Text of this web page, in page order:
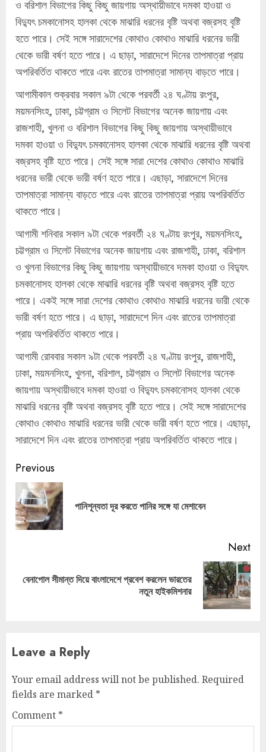
ও বরিশাল বিভাগের কিছু কিছু জায়গায় অস্থায়ীভাবে দমকা হাওয়া ও
বিদ্যুৎ চমকানোসহ হালকা থেকে মাঝারি ধরনের বৃষ্টি অথবা বজ্রসহ বৃষ্টি
হতে পারে। সেই সঙ্গে সারাদেশের কোথাও কোথাও মাঝারি ধরনের ভারী
থেকে ভারী বর্ষণ হতে পারে। এ ছাড়া, সারাদেশে দিনের তাপমাত্রা প্রায়
অপরিবর্তিত থাকতে পারে এবং রাতের তাপমাত্রা সামান্য বাড়তে পারে।
আগামীকাল শুক্রবার সকাল ৯টা থেকে পরবর্তী ২৪ ঘণ্টায় রংপুর,
ময়মনসিংহ, ঢাকা, চট্টগ্রাম ও সিলেট বিভাগের অনেক জায়গায় এবং
রাজশাহী, খুলনা ও বরিশাল বিভাগের কিছু কিছু জায়গায় অস্থায়ীভাবে
দমকা হাওয়া ও বিদ্যুৎ চমকানোসহ হালকা থেকে মাঝারি ধরনের বৃষ্টি অথবা
বজ্রসহ বৃষ্টি হতে পারে। সেই সঙ্গে সারা দেশের কোথাও কোথাও মাঝারি
ধরনের ভারী থেকে ভারী বর্ষণ হতে পারে। এছাড়া, সারাদেশে দিনের
তাপমাত্রা সামান্য বাড়তে পারে এবং রাতের তাপমাত্রা প্রায় অপরিবর্তিত
থাকতে পারে।
আগামী শনিবার সকাল ৯টা থেকে পরবর্তী ২৪ ঘণ্টায় রংপুর, ময়মনসিংহ,
চট্টগ্রাম ও সিলেট বিভাগের অনেক জায়গায় এবং রাজশাহী, ঢাকা, বরিশাল
ও খুলনা বিভাগের কিছু কিছু জায়গায় অস্থায়ীভাবে দমকা হাওয়া ও বিদ্যুৎ
চমকানোসহ হালকা থেকে মাঝারি ধরনের বৃষ্টি অথবা বজ্রসহ বৃষ্টি হতে
পারে। একই সঙ্গে সারা দেশের কোথাও কোথাও মাঝারি ধরনের ভারী থেকে
ভারী বর্ষণ হতে পারে। এ ছাড়া, সারাদেশে দিন এবং রাতের তাপমাত্রা
প্রায় অপরিবর্তিত থাকতে পারে।
আগামী রোববার সকাল ৯টা থেকে পরবর্তী ২৪ ঘণ্টায় রংপুর, রাজশাহী,
ঢাকা, ময়মনসিংহ, খুলনা, বরিশাল, চট্টগ্রাম ও সিলেট বিভাগের অনেক
জায়গায় অস্থায়ীভাবে দমকা হাওয়া ও বিদ্যুৎ চমকানোসহ হালকা থেকে
মাঝারি ধরনের বৃষ্টি অথবা বজ্রসহ বৃষ্টি হতে পারে। সেই সঙ্গে সারাদেশের
কোথাও কোথাও মাঝারি ধরনের ভারী থেকে ভারী বর্ষণ হতে পারে। এছাড়া,
সারাদেশে দিন এবং রাতের তাপমাত্রা প্রায় অপরিবর্তিত থাকতে পারে।
Continue
Reading
Previous
পানিশূন্যতা দূর করতে পানির সঙ্গে যা মেশাবেন
Next
Next
বেনাপোল সীমান্ত দিয়ে বাংলাদেশে প্রবেশ করলেন ভারতের
নতুন হাইকমিশনার
Leave a Reply
Your email address will not be published. Required
fields are marked *
Comment *